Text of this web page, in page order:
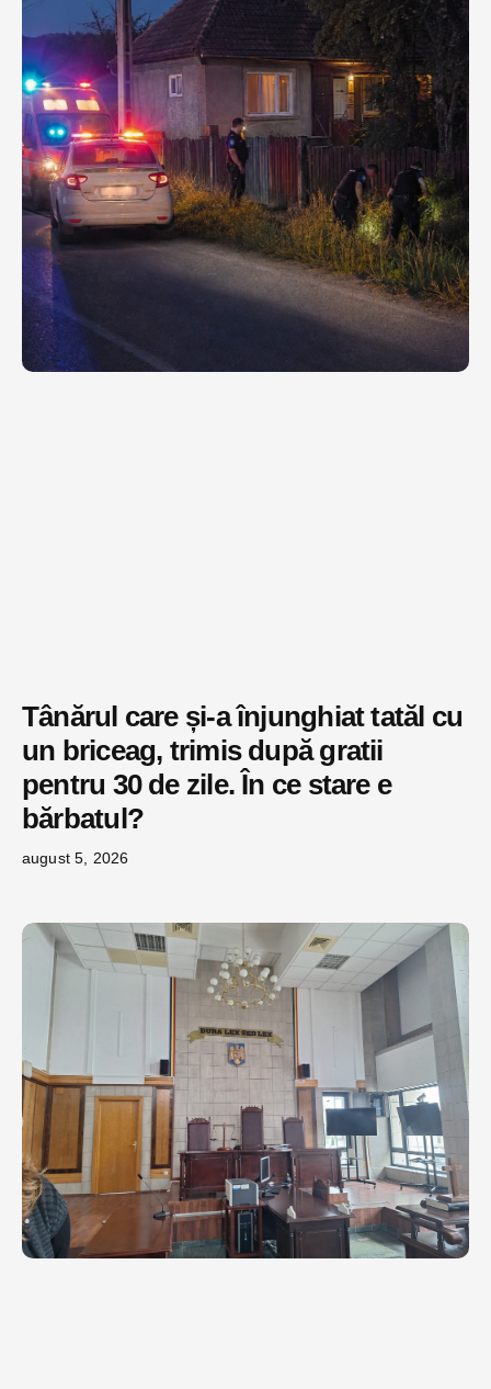
Tânărul care și-a înjunghiat tatăl cu
un briceag, trimis după gratii
pentru 30 de zile. În ce stare e
bărbatul?
august 5, 2026